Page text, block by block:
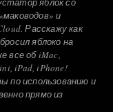
и
Расскажу как
яблоко на
все об iMac,
iPad, iPhone!
по использованию и
прямо из